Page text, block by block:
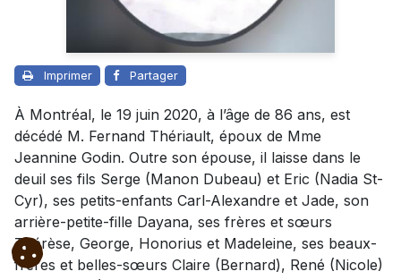
Imprimer Partager
À Montréal, le 19 juin 2020, à l’âge de 86 ans, est
décédé M. Fernand Thériault, époux de Mme
Jeannine Godin. Outre son épouse, il laisse dans le
deuil ses fils Serge (Manon Dubeau) et Eric (Nadia St-
Cyr), ses petits-enfants Carl-Alexandre et Jade, son
arrière-petite-fille Dayana, ses frères et sœurs
Thérèse, George, Honorius et Madeleine, ses beaux-
frères et belles-sœurs Claire (Bernard), René (Nicole)